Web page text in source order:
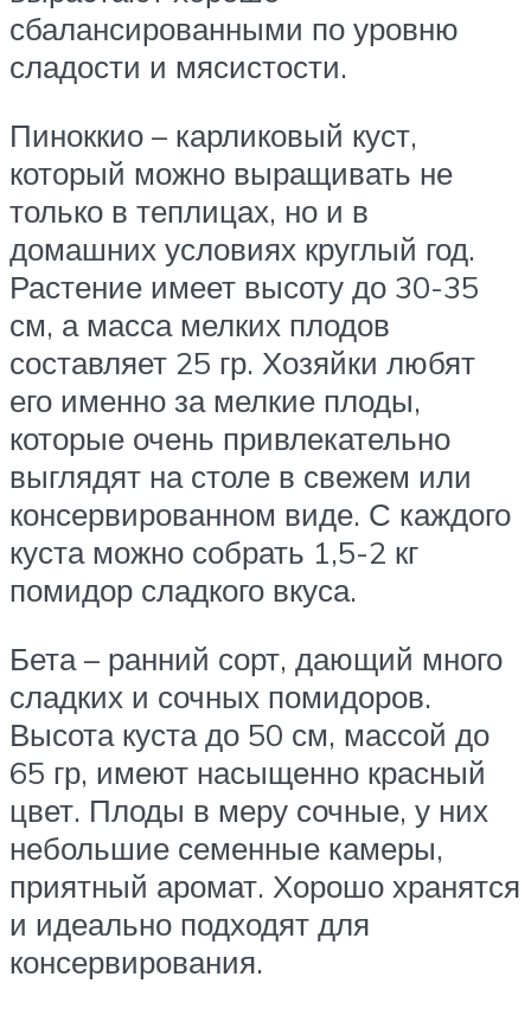
сбалансированными по уровню
сладости и мясистости.
Пиноккио – карликовый куст,
который можно выращивать не
только в теплицах, но и в
домашних условиях круглый год.
Растение имеет высоту до 30-35
см, а масса мелких плодов
составляет 25 гр. Хозяйки любят
его именно за мелкие плоды,
которые очень привлекательно
выглядят на столе в свежем или
консервированном виде. С каждого
куста можно собрать 1,5-2 кг
помидор сладкого вкуса.
Бета – ранний сорт, дающий много
сладких и сочных помидоров.
Высота куста до 50 см, массой до
65 гр, имеют насыщенно красный
цвет. Плоды в меру сочные, у них
небольшие семенные камеры,
приятный аромат. Хорошо хранятся
и идеально подходят для
консервирования.